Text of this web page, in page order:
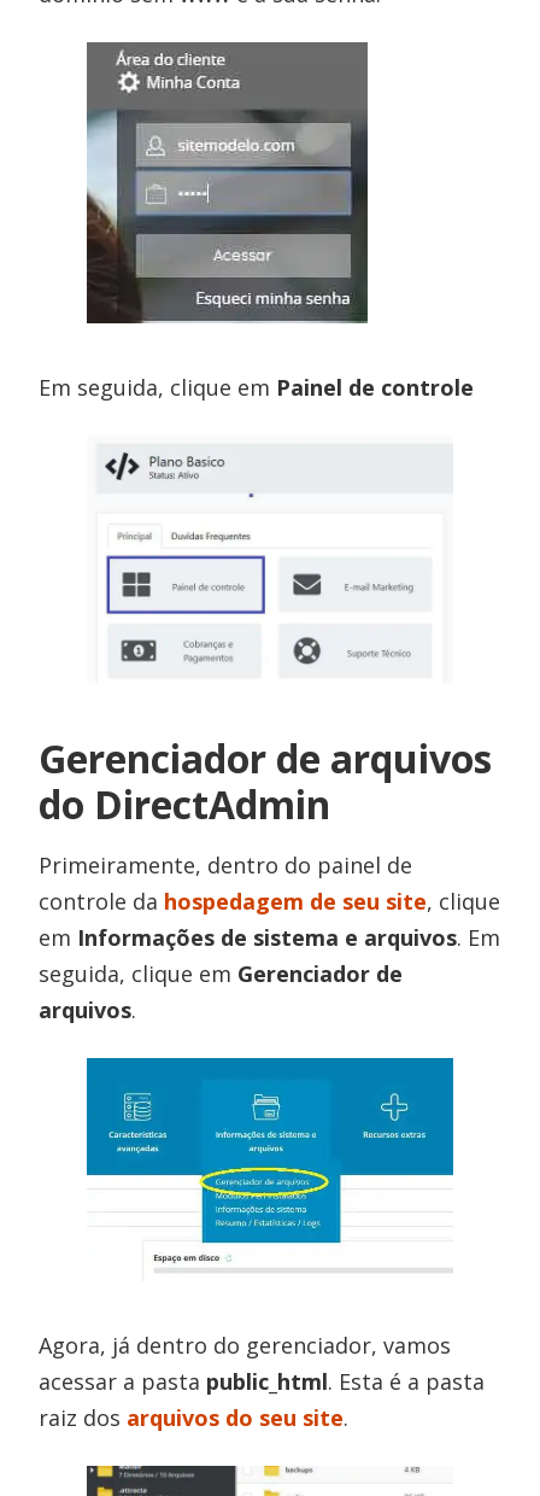
Em seguida, clique em Painel de controle
Gerenciador de arquivos
do DirectAdmin
Primeiramente, dentro do painel de
controle da hospedagem de seu site, clique
em Informações de sistema e arquivos. Em
seguida, clique em Gerenciador de
arquivos.
Agora, já dentro do gerenciador, vamos
acessar a pasta public_html. Esta é a pasta
raiz dos arquivos do seu site.